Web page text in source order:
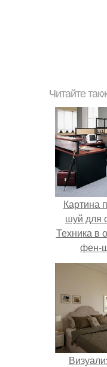
Читайте
Картина
шуй для
Техника в
фен-